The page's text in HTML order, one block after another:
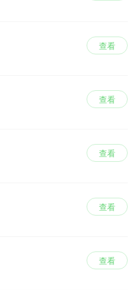
查看
查看
查看
查看
查看